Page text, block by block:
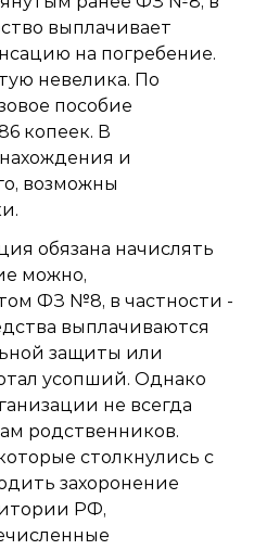
выплачивает
на погребение.
невелика. По
пособие
копеек. В
и
возможны
обязана начислять
можно,
ФЗ №8, в частности -
выплачиваются
защиты или
усопший. Однако
не всегда
родственников.
столкнулись с
захоронение
РФ,